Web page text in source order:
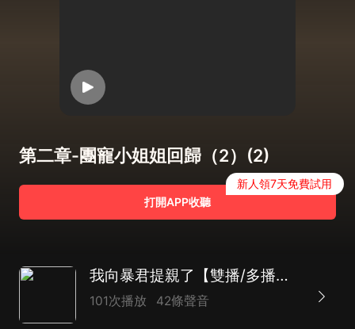
第二章-團寵小姐姐回歸（2）(2)
打開APP收聽
新人領7天免費試用
我向暴君提親了【雙播/多播】兩個重生人士的演技生涯
101次播放 42條聲音